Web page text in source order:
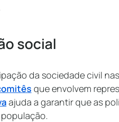
social
da sociedade civil
que envolvem
ajuda a garantir que as